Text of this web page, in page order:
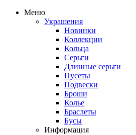
Меню
Украшения
Новинки
Коллекции
Кольца
Серьги
Длинные серьги
Пусеты
Подвески
Броши
Колье
Браслеты
Бусы
Информация